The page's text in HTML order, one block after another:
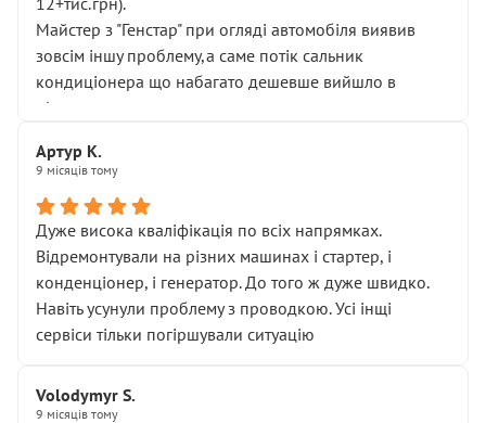
Майстер з "Генстар" при огляді автомобіля виявив
зовсім іншу проблему,а саме потік сальник
кондиціонера що набагато дешевше вийшло в
підсумку.
Артур К.
9 місяців тому
Дуже висока кваліфікація по всіх напрямках.
Відремонтували на різних машинах і стартер, і
конденціонер, і генератор. До того ж дуже швидко.
Навіть усунули проблему з проводкою. Усі інщі
сервіси тільки погіршували ситуацію
Volodymyr S.
9 місяців тому